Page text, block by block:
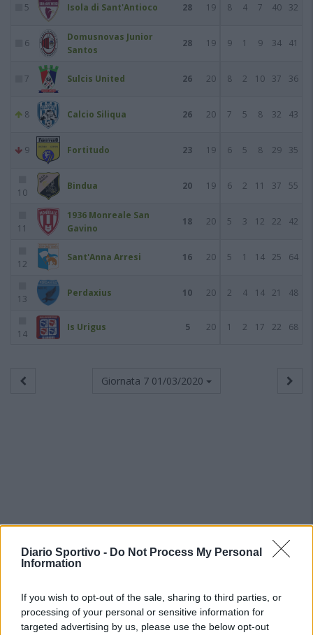
Diario Sportivo - Do Not Process My Personal
Information
If you wish to opt-out of the sale, sharing to third parties, or
processing of your personal or sensitive information for
targeted advertising by us, please use the below opt-out
5 Isola di Sant'Antioco 28 19 8 4 7 40 32
6
Domusnovas Junior
Santos
28 19 9 1 9 34 41
7 Sulcis United 26 20 8 2 10 37 36
8 Calcio Siliqua 26 20 7 5 8 32 43
9 Fortitudo 23 19 6 5 8 29 35
10
Bindua 20 19 6 2 11 37 55
11
1936 Monreale San
Gavino
18 20 5 3 12 22 42
12
Sant'Anna Arresi 16 20 5 1 14 25 64
13
Perdaxius 10 20 2 4 14 21 48
14
Is Urigus 5 20 1 2 17 22 68
Giornata 7 01/03/2020